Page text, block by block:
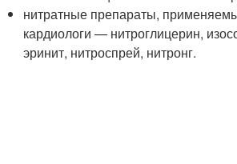
нитратные препараты,
кардиологи — нитроглицерин,
эринит, нитроспрей, нитронг.